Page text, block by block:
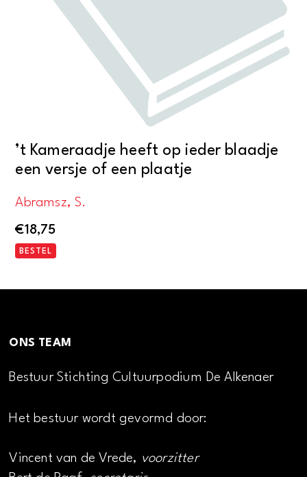
’t Kameraadje heeft op ieder blaadje
een versje of een plaatje
Abramsz, S.
€18,75
BESTEL
ONS TEAM
Bestuur Stichting Cultuurpodium De Alkenaer
Het bestuur wordt gevormd door:
Vincent van de Vrede, voorzitter